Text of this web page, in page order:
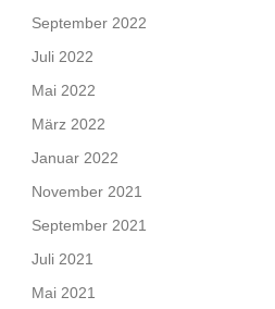
September 2022
Juli 2022
Mai 2022
März 2022
Januar 2022
November 2021
September 2021
Juli 2021
Mai 2021